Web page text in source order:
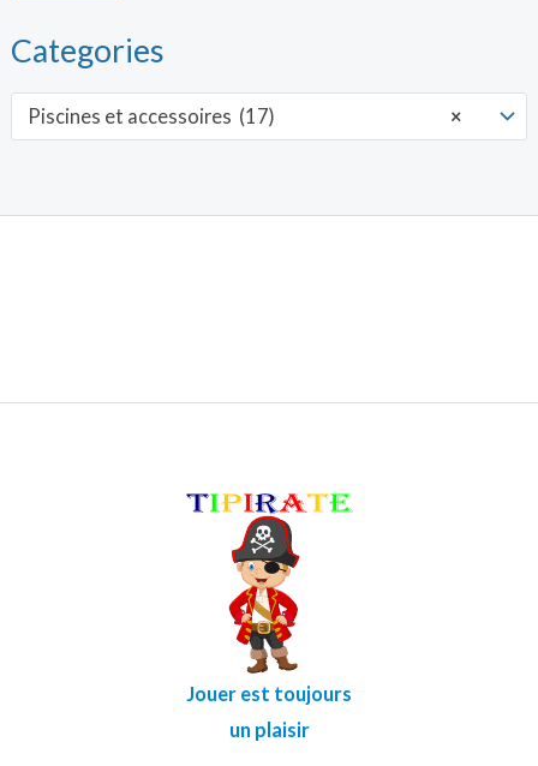
Categories
×
Piscines et accessoires (17)
Jouer est toujours
un plaisir